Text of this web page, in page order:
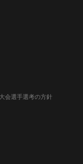
会選手選考の方針